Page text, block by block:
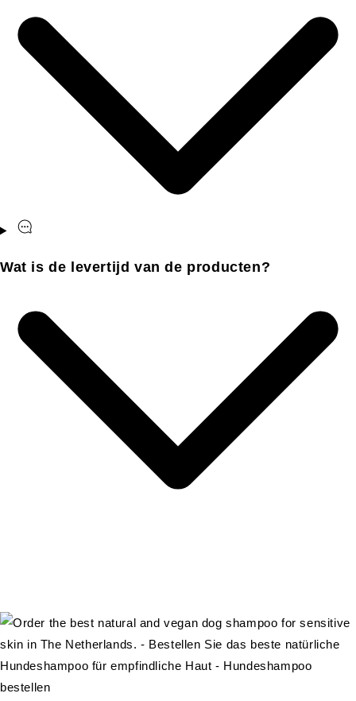
Wat is de levertijd van de producten?